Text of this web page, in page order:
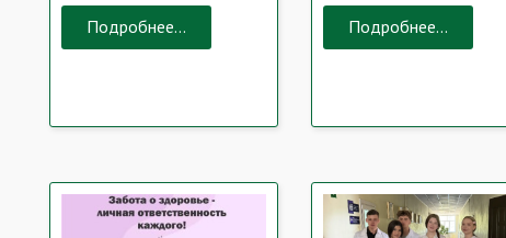
Подробнее... Подробнее...